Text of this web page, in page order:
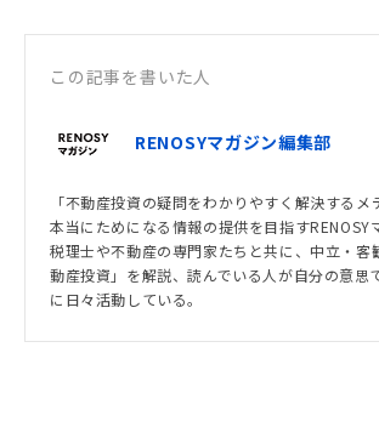
この記事を書いた人
RENOSYマガジン編集部
「不動産投資の疑問をわかりやすく解決するメ
本当にためになる情報の提供を目指すRENOSY
税理士や不動産の専門家たちと共に、中立・客
動産投資」を解説、読んでいる人が自分の意思
に日々活動している。